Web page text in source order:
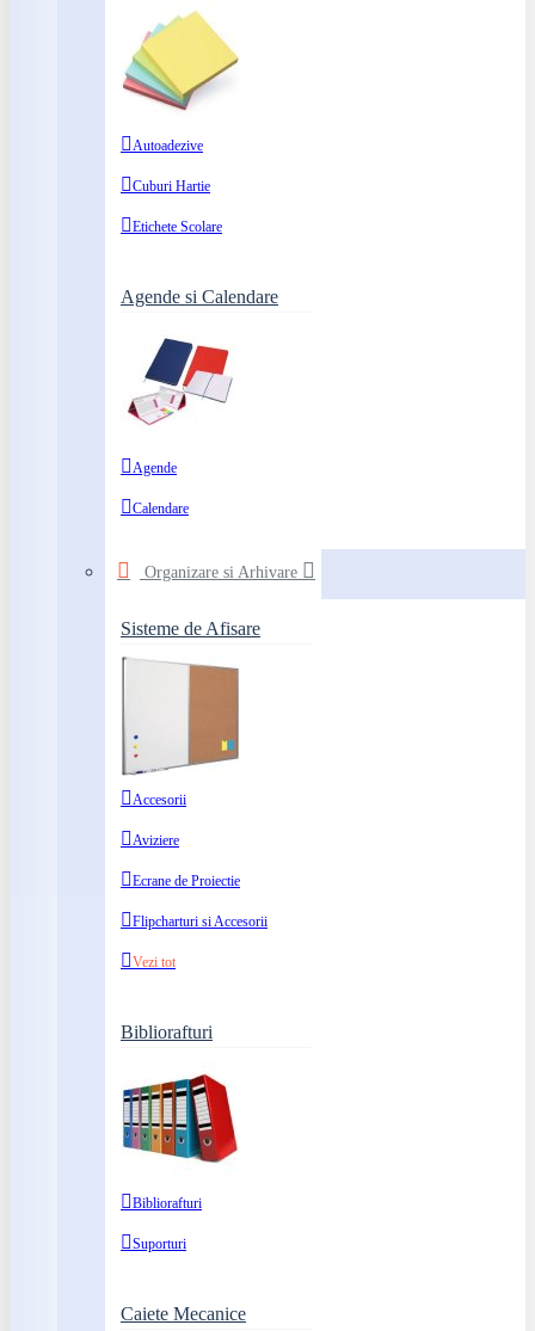
Autoadezive
Cuburi Hartie
Etichete Scolare
Agende si Calendare
Agende
Calendare
Organizare si Arhivare
Sisteme de Afisare
Accesorii
Aviziere
Ecrane de Proiectie
Flipcharturi si Accesorii
Vezi tot
Bibliorafturi
Bibliorafturi
Suporturi
Caiete Mecanice